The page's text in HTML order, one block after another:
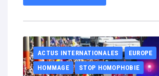
ACTUS INTERNATIONALES
EUROPE
HOMMAGE
STOP HOMOPHOBIE